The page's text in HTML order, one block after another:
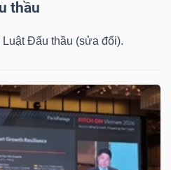
thầu
Đấu thầu (sửa đổi).